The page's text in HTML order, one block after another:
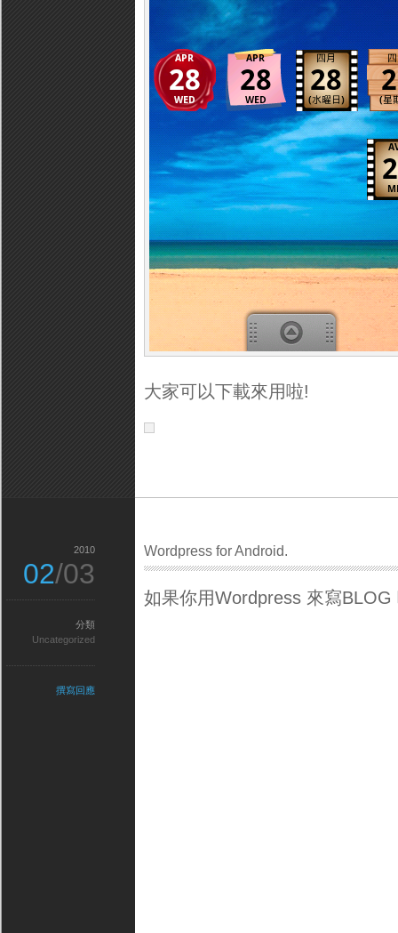
大家可以下載來用啦!
Wordpress for Android.
如果你用Wordpress 來寫
2010
02/03
分類
Uncategorized
撰寫回應